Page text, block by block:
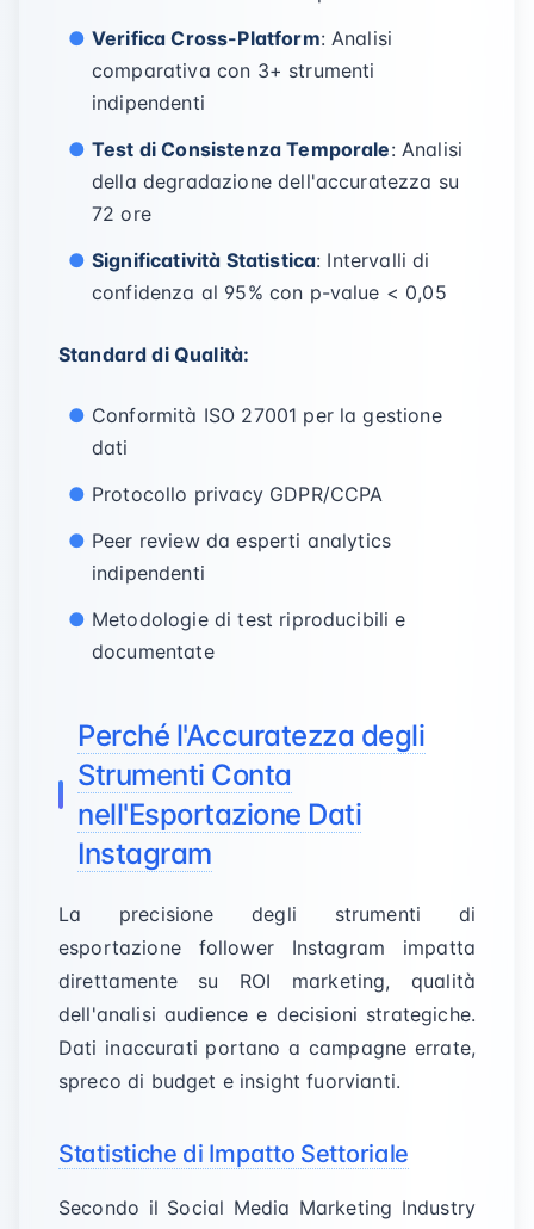
Verifica Cross-Platform: Analisi
comparativa con 3+ strumenti
indipendenti
Test di Consistenza Temporale: Analisi
della degradazione dell'accuratezza su
72 ore
Significatività Statistica: Intervalli di
confidenza al 95% con p-value < 0,05
Standard di Qualità:
Conformità ISO 27001 per la gestione
dati
Protocollo privacy GDPR/CCPA
Peer review da esperti analytics
indipendenti
Metodologie di test riproducibili e
documentate
Perché l'Accuratezza degli
Strumenti Conta
nell'Esportazione Dati
Instagram
La precisione degli strumenti di
esportazione follower Instagram impatta
direttamente su ROI marketing, qualità
dell'analisi audience e decisioni strategiche.
Dati inaccurati portano a campagne errate,
spreco di budget e insight fuorvianti.
Statistiche di Impatto Settoriale
Secondo il Social Media Marketing Industry